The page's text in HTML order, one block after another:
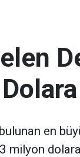
en
milyon